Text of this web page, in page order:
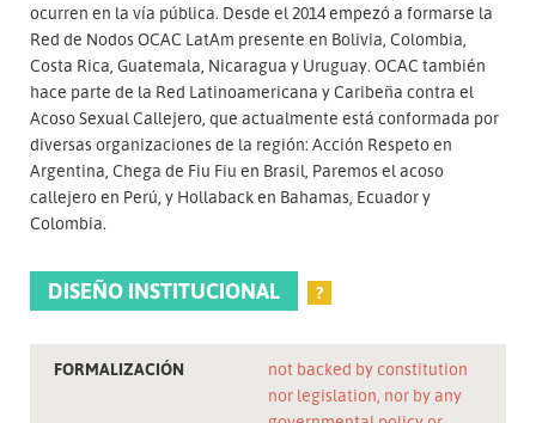
ocurren en la vía pública. Desde el 2014 empezó a formarse la
Red de Nodos OCAC LatAm presente en Bolivia, Colombia,
Costa Rica, Guatemala, Nicaragua y Uruguay. OCAC también
hace parte de la Red Latinoamericana y Caribeña contra el
Acoso Sexual Callejero, que actualmente está conformada por
diversas organizaciones de la región: Acción Respeto en
Argentina, Chega de Fiu Fiu en Brasil, Paremos el acoso
callejero en Perú, y Hollaback en Bahamas, Ecuador y
Colombia.
DISEÑO INSTITUCIONAL ?
FORMALIZACIÓN
not backed by constitution
nor legislation, nor by any